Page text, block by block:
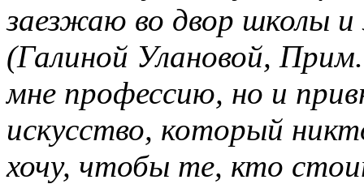
заезжаю во двор школы и
(Галиной Улановой,
мне профессию, но и
искусство, который
хочу, чтобы те, кто